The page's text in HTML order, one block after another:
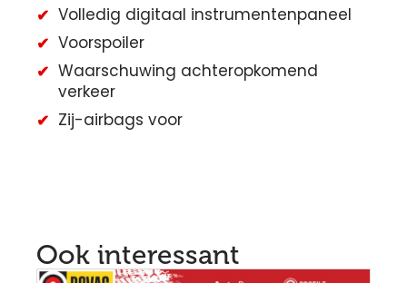
Volledig digitaal instrumentenpaneel
Voorspoiler
Waarschuwing achteropkomend
verkeer
Zij-airbags voor
Ook interessant